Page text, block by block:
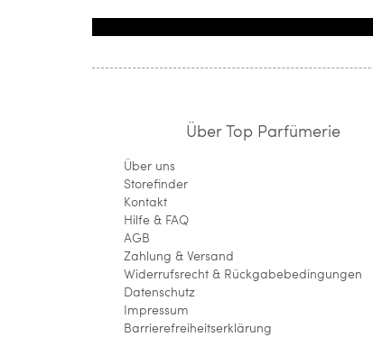
Über Top Parfümerie
Über uns
Storefinder
Kontakt
Hilfe & FAQ
AGB
Zahlung & Versand
Widerrufsrecht & Rückgabebedingungen
Datenschutz
Impressum
Barrierefreiheitserklärung